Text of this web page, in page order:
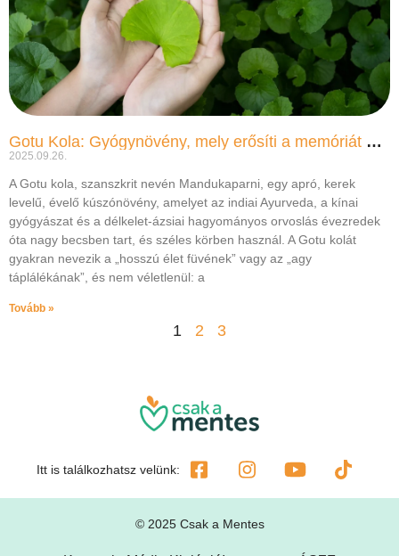
Gotu Kola: Gyógynövény, mely erősíti a memóriát és nyugtatja az elmét
2025.09.26.
A Gotu kola, szanszkrit nevén Mandukaparni, egy apró, kerek
levelű, évelő kúszónövény, amelyet az indiai Ayurveda, a kínai
gyógyászat és a délkelet-ázsiai hagyományos orvoslás évezredek
óta nagy becsben tart, és széles körben használ. A Gotu kolát
gyakran nevezik a „hosszú élet füvének” vagy az „agy
táplálékának”, és nem véletlenül: a
Tovább »
1 2 3
Itt is találkozhatsz velünk:
© 2025 Csak a Mentes